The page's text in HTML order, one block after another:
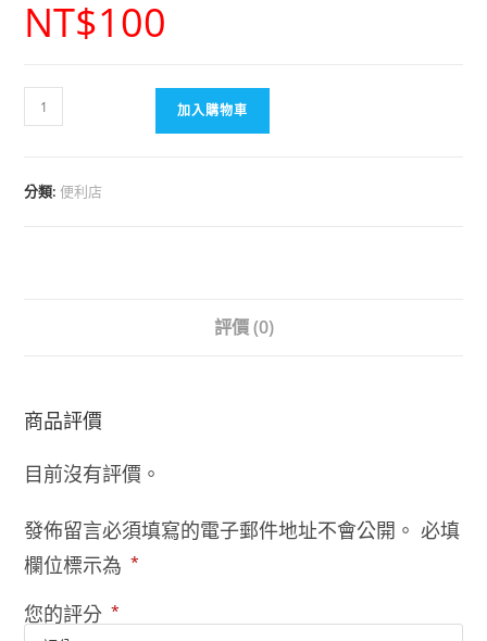
NT$100
加入購物車
分類:便利店
評價 (0)
商品評價
目前沒有評價。
發佈留言必須填寫的電子郵件地址不會公開。 必填
欄位標示為 *
您的評分 *